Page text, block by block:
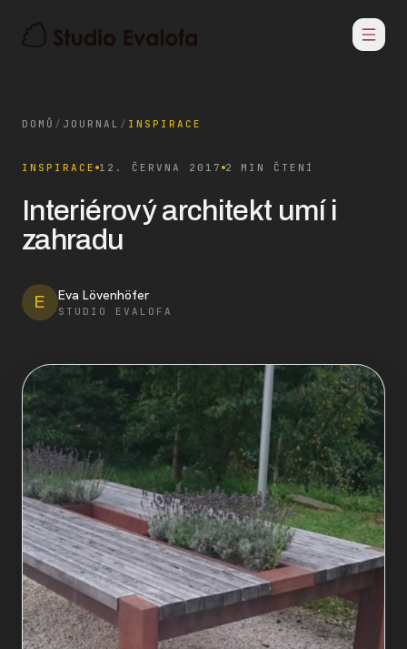
DOMŮ / JOURNAL / INSPIRACE
INSPIRACE 12. ČERVNA 2017 2 MIN ČTENÍ
Interiérový architekt umí i
zahradu
E Eva Lövenhöfer
STUDIO EVALOFA